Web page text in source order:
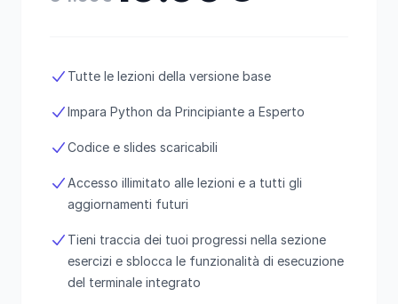
Tutte le lezioni della versione base
Impara Python da Principiante a Esperto
Codice e slides scaricabili
Accesso illimitato alle lezioni e a tutti gli
aggiornamenti futuri
Tieni traccia dei tuoi progressi nella sezione
esercizi e sblocca le funzionalità di esecuzione
del terminale integrato